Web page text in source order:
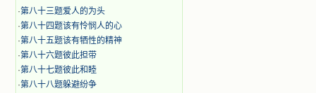
·第八十三题爱人的为头
·第八十四题该有怜悯人的心
·第八十五题该有牺性的精神
·第八十六题彼此担带
·第八十七题彼此和睦
·第八十八题躲避纷争